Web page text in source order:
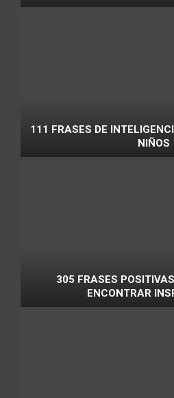
111 FRASES DE
NIÑOS
305 FRASES
ENCONTRAR